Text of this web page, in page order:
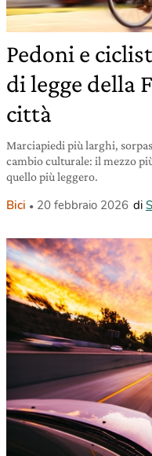
Pedoni e
di legge della
città
Marciapiedi più larghi,
cambio culturale: il mezzo
quello più leggero.
Bici 20 febbraio 2026 di